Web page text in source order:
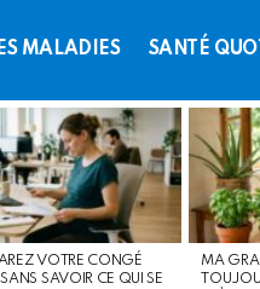
MALADIES SANTÉ
VOTRE CONGÉ
SAVOIR CE QUI SE
MA